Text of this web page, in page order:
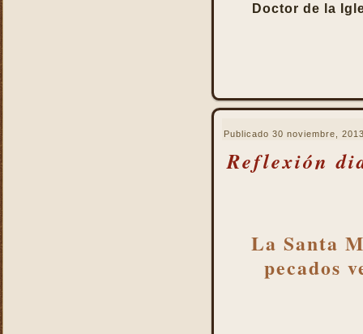
Doctor de la
Publicado 30 noviembre,
Reflexión
La Santa
pecados